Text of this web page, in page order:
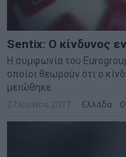
Sentix: Ο κίνδυνος
Η συμφωνία του
οποίοι θεωρούν ότι ο
μειώθηκε
27 Ιουνίου 2017 Ελλάδα